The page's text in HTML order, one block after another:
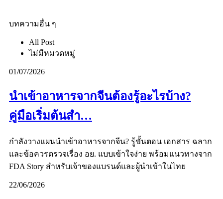
บทความอื่น ๆ
All Post
ไม่มีหมวดหมู่
01/07/2026
นำเข้าอาหารจากจีนต้องรู้อะไรบ้าง?
คู่มือเริ่มต้นสำ…
กำลังวางแผนนำเข้าอาหารจากจีน? รู้ขั้นตอน เอกสาร ฉลาก
และข้อควรตรวจเรื่อง อย. แบบเข้าใจง่าย พร้อมแนวทางจาก
FDA Story สำหรับเจ้าของแบรนด์และผู้นำเข้าในไทย
22/06/2026